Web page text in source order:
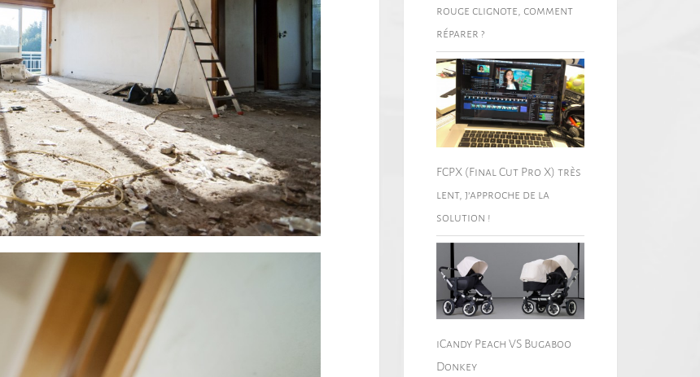
rouge clignote, comment
réparer ?
FCPX (Final Cut Pro X) très
lent, j’approche de la
solution !
iCandy Peach VS Bugaboo
Donkey